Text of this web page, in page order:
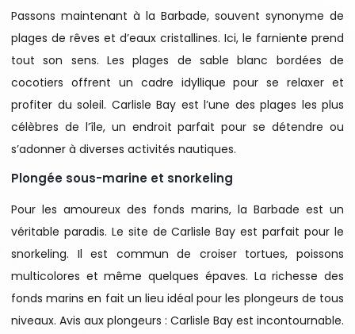
Passons maintenant à la Barbade, souvent synonyme de
plages de rêves et d’eaux cristallines. Ici, le farniente prend
tout son sens. Les plages de sable blanc bordées de
cocotiers offrent un cadre idyllique pour se relaxer et
profiter du soleil. Carlisle Bay est l’une des plages les plus
célèbres de l’île, un endroit parfait pour se détendre ou
s’adonner à diverses activités nautiques.
Plongée sous-marine et snorkeling
Pour les amoureux des fonds marins, la Barbade est un
véritable paradis. Le site de Carlisle Bay est parfait pour le
snorkeling. Il est commun de croiser tortues, poissons
multicolores et même quelques épaves. La richesse des
fonds marins en fait un lieu idéal pour les plongeurs de tous
niveaux. Avis aux plongeurs : Carlisle Bay est incontournable.